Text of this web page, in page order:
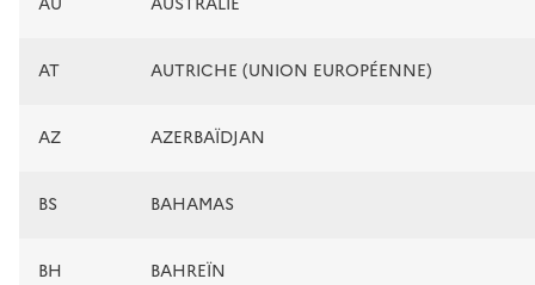
AT AUTRICHE (UNION EUROPÉENNE)
AZ AZERBAÏDJAN
BS BAHAMAS
BH BAHREÏN